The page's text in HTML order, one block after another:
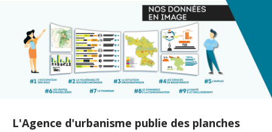
L'Agence d'urbanisme publie des planches